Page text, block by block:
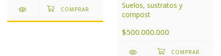
Suelos, sustratos y
compost
$500.000.000